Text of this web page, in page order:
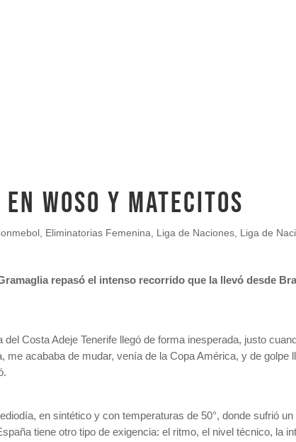
WOSO Y MATECITOS
Eliminatorias Femenina Liga de Naciones Liga de
repasó el intenso recorrido que la llevó desde
Costa Adeje Tenerife llegó de forma inesperada, justo
me acababa de mudar, venía de la Copa América, y de golpe
en sintético y con temperaturas de 50°, donde sufrió
tiene otro tipo de exigencia: el ritmo, el nivel técnico, la